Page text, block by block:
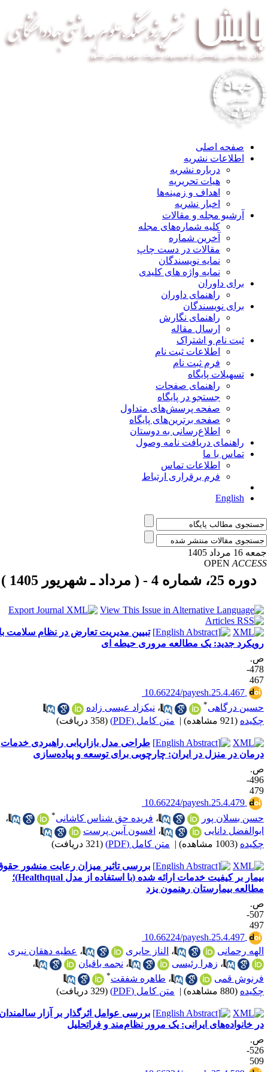
صفحه اصلی
اطلاعات نشریه
درباره نشریه
هیات تحریریه
اهداف و زمینه‌ها
اخبار نشریه
آرشیو مجله و مقالات
کلیه شماره‌های مجله
آخرین شماره
مقالات در دست چاپ
نمایه نویسندگان
نمایه واژه های کلیدی
برای داوران
راهنمای داوران
برای نویسندگان
راهنمای نگارش
ارسال مقاله
ثبت نام و اشتراک
اطلاعات ثبت نام
فرم ثبت نام
تسهیلات پایگاه
راهنمای صفحات
جستجو در پایگاه
صفحه پرسش‌های متداول
صفحه برترین‌های پایگاه
اطلاع‌رسانی به دوستان
راهنمای دریافت نامه وصول
تماس با ما
اطلاعات تماس
فرم برقراری ارتباط
English
مرداد 1405
OPEN
دوره 25، شماره 4 - ( مرداد ـ شهریور 1405 )
تبیین مدیریت تعارض در نظام سلامت با
جدید: یک مطالعه مروری حیطه ای
478-
‎ 10.66224/payesh.25.4.467
درگاهی
،نیکزاد عیسی زاده
(921 مشاهده) | متن کامل (PDF) (358 دریافت)
طراحی مدل بازاریابی راهبردی خدمات
در منزل در ایران: چارچوبی برای توسعه و پیاده‌سازی
496-
‎ 10.66224/payesh.25.4.479
بسلان پور
،فریده حق شناس کاشانی
،
دانایی
،افسون آیین پرست
(1003 مشاهده) | متن کامل (PDF) (321 دریافت)
بررسی تاثیر میزان رعایت منشور حقوق
بیمار بر کیفیت خدمات ارائه شده (با استفاده از مدل Healthqual)؛
بیمارستان رهنمون یزد
507-
‎ 10.66224/payesh.25.4.497
رحمانی
،الناز حایری ،عطیه دهقان نیری
،زهرا رئیسی ،نجمه باقیان
،
قمی
،طاهره شفقت
(880 مشاهده) | متن کامل (PDF) (329 دریافت)
بررسی عوامل اثرگذار بر آزار سالمندان
خانواده‌های ایرانی: یک مرور نظام‌مند و فراتحلیل
526-